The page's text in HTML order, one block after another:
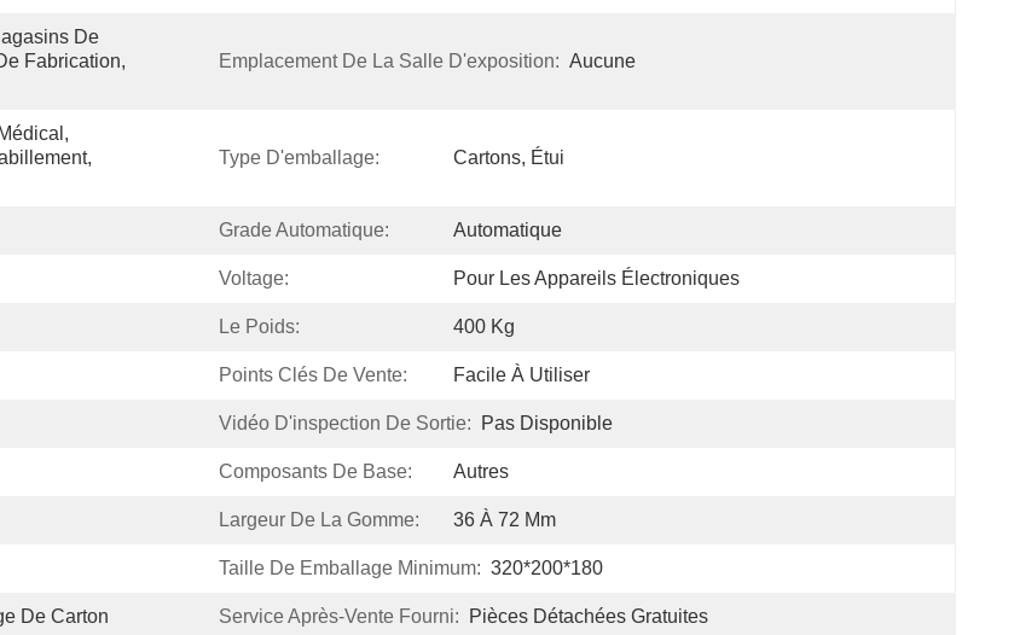
De
Fabrication,
Emplacement De La Salle D'exposition: Aucune
Type D'emballage: Cartons, Étui
Grade Automatique: Automatique
Voltage: Pour Les Appareils Électroniques
Le Poids: 400 Kg
Points Clés De Vente: Facile À Utiliser
Vidéo D'inspection De Sortie: Pas Disponible
Composants De Base: Autres
Largeur De La Gomme: 36 À 72 Mm
Taille De Emballage Minimum: 320*200*180
De Carton Service Après-Vente Fourni: Pièces Détachées Gratuites